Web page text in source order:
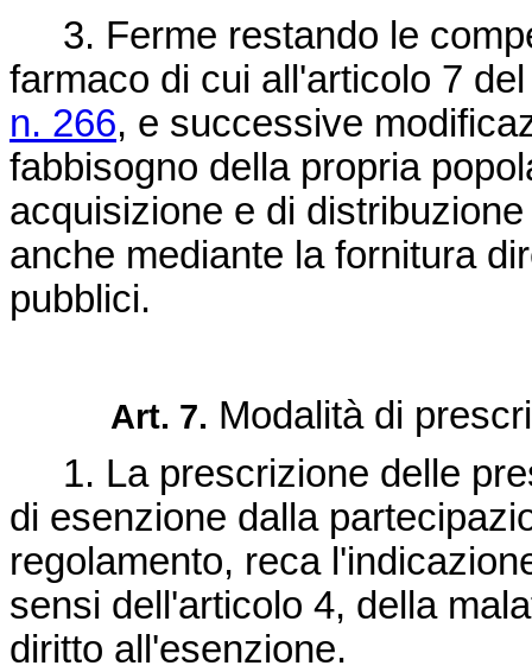
3. Ferme restando le
farmaco di cui all'articolo 7
n. 266, e successive
fabbisogno della propria
acquisizione e di
anche mediante la fornitura
pubblici.
Art. 7. Modalità di
1. La prescrizione delle
di esenzione dalla
regolamento, reca
sensi dell'articolo 4, della
diritto all'esenzione.